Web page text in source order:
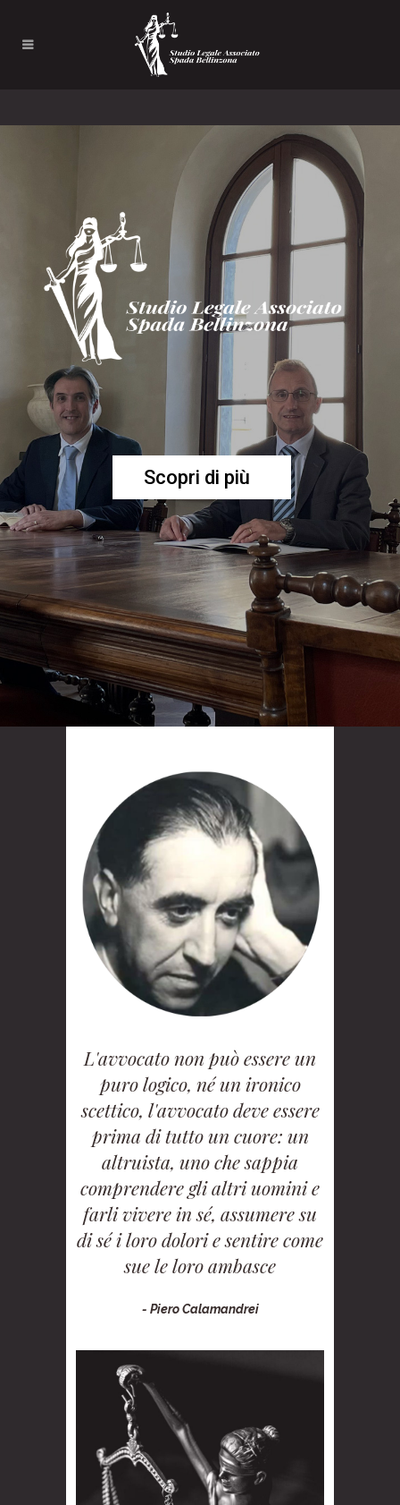
Scopri di più
L'avvocato non può essere un
puro logico, né un ironico
scettico, l'avvocato deve essere
prima di tutto un cuore: un
altruista, uno che sappia
comprendere gli altri uomini e
farli vivere in sé, assumere su
di sé i loro dolori e sentire come
sue le loro ambasce
- Piero Calamandrei